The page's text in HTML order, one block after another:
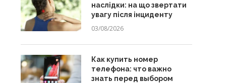
наслідки: на що звертати
увагу після інциденту
03/08/2026
Как купить номер
телефона: что важно
знать перед выбором